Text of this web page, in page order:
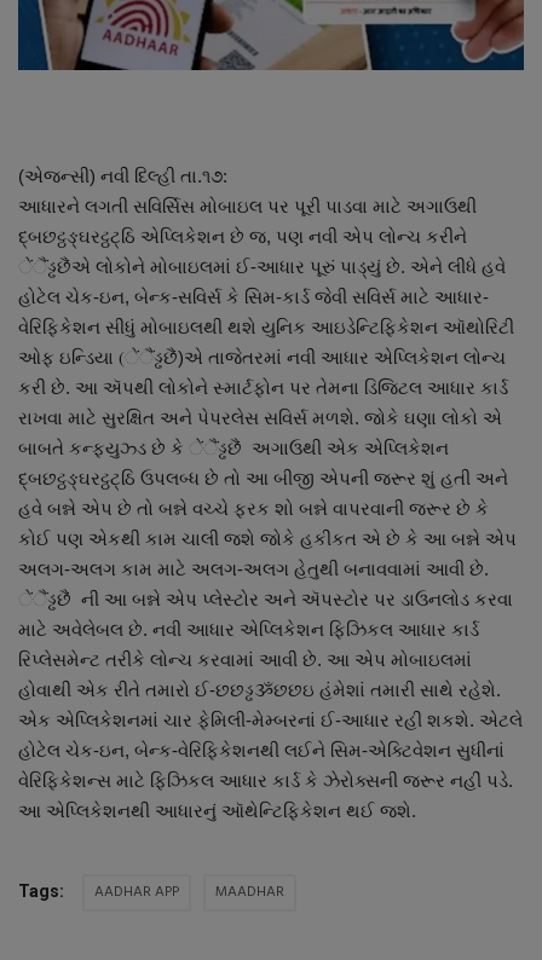
About Author
Contact
આંતરરાષ્ટ્રીય
રાષ્ટ્રીય
ગુજરાત
જુનાગઢ
Support US
બજારના સમાચાર
નાણાંકીય સમાચાર
સ્થાનિક સમાચાર
સ્પોર્ટ્સ
રાશિફળ
ગુનાખોરી
બોલિવૂડ
(એજન્સી) નવી દિલ્હી તા.૧૭:
આધારને લગતી સવિર્સિસ મોબાઇલ પર પૂરી પાડવા માટે અગાઉથી
દ્બછટ્ઠઙ્ઘરટ્ઠટ્ઠિ એપ્લિકેશન છે જ, પણ નવી એપ લોન્ચ કરીને
ેંૈંડ્ઢછૈંએ લોકોને મોબાઇલમાં ઈ-આધાર પૂરું પાડ્યું છે. એને લીધે હવે
હોટેલ ચેક-ઇન, બેન્ક-સવિર્સ કે સિમ-કાર્ડ જેવી સવિર્સ માટે આધાર-
વેરિફિકેશન સીધું મોબાઇલથી થશે યુનિક આઇડેન્ટિફિકેશન ઑથોરિટી
ઓફ ઇન્ડિયા (ેંૈંડ્ઢછૈં)એ તાજેતરમાં નવી આધાર એપ્લિકેશન લોન્ચ
કરી છે. આ ઍપથી લોકોને સ્માર્ટફોન પર તેમના ડિજિટલ આધાર કાર્ડ
રાખવા માટે સુરક્ષિત અને પેપરલેસ સવિર્સ મળશે. જોકે ઘણા લોકો એ
બાબતે કન્ફયુઝ્ડ છે કે ેંૈંડ્ઢછૈં અગાઉથી એક એપ્લિકેશન
દ્બછટ્ઠઙ્ઘરટ્ઠટ્ઠિ ઉપલબ્ધ છે તો આ બીજી એપની જરૂર શું હતી અને
હવે બન્ને એપ છે તો બન્ને વચ્ચે ફરક શો બન્ને વાપરવાની જરૂર છે કે
કોઈ પણ એકથી કામ ચાલી જશે જોકે હકીકત એ છે કે આ બન્ને એપ
અલગ-અલગ કામ માટે અલગ-અલગ હેતુથી બનાવવામાં આવી છે.
ેંૈંડ્ઢછૈં ની આ બન્ને એપ પ્લેસ્ટોર અને ઍપસ્ટોર પર ડાઉનલોડ કરવા
માટે અવેલેબલ છે. નવી આધાર એપ્લિકેશન ફિઝિકલ આધાર કાર્ડ
રિપ્લેસમેન્ટ તરીકે લોન્ચ કરવામાં આવી છે. આ એપ મોબાઇલમાં
હોવાથી એક રીતે તમારો ઈ-છછડ્ઢૐછછઇ હંમેશાં તમારી સાથે રહેશે.
એક એપ્લિકેશનમાં ચાર ફેમિલી-મેમ્બરનાં ઈ-આધાર રહી શકશે. એટલે
હોટેલ ચેક-ઇન, બેન્ક-વેરિફિકેશનથી લઈને સિમ-એક્ટિવેશન સુધીનાં
વેરિફિકેશન્સ માટે ફિઝિકલ આધાર કાર્ડ કે ઝેરોક્સની જરૂર નહીં પડે.
આ એપ્લિકેશનથી આધારનું ઑથેન્ટિફિકેશન થઈ જશે.
Tags: AADHAR APP MAADHAR